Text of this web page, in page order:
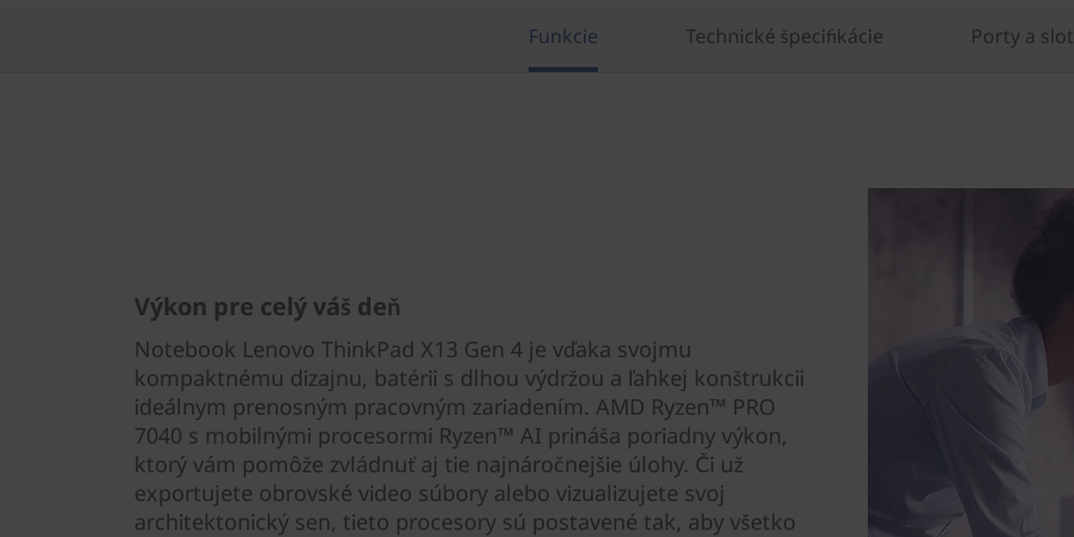
Funkcie Technické špecifikácie Porty a
Výkon pre celý váš deň
Notebook Lenovo ThinkPad X13 Gen 4 je vďaka svojmu
kompaktnému dizajnu, batérii s dlhou výdržou a ľahkej konštrukcii
ideálnym prenosným pracovným zariadením. AMD Ryzen™ PRO
7040 s mobilnými procesormi Ryzen™ AI prináša poriadny výkon,
ktorý vám pomôže zvládnuť aj tie najnáročnejšie úlohy. Či už
exportujete obrovské video súbory alebo vizualizujete svoj
architektonický sen, tieto procesory sú postavené tak, aby všetko